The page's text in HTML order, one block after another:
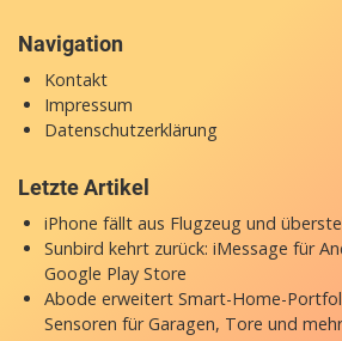
Navigation
Kontakt
Impressum
Datenschutzerklärung
Letzte Artikel
iPhone fällt aus Flugzeug und
Sunbird kehrt zurück: iMessage für
Google Play Store
Abode erweitert Smart-Home-
Sensoren für Garagen, Tore und mehr